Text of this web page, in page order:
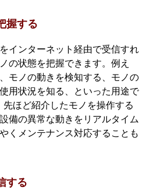
握する
インターネット経由で受信すれ
の状態を把握できます。例え
モノの動きを検知する、モノの
用状況を知る、といった用途で
先ほど紹介したモノを操作する
備の異常な動きをリアルタイム
くメンテナンス対応することも
する